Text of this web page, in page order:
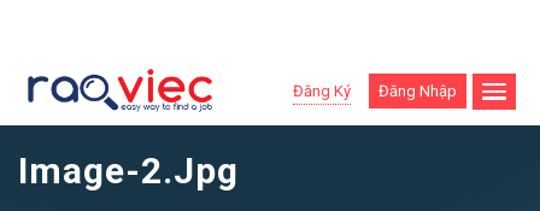
Đăng Ký Đăng Nhập
Image-2.jpg